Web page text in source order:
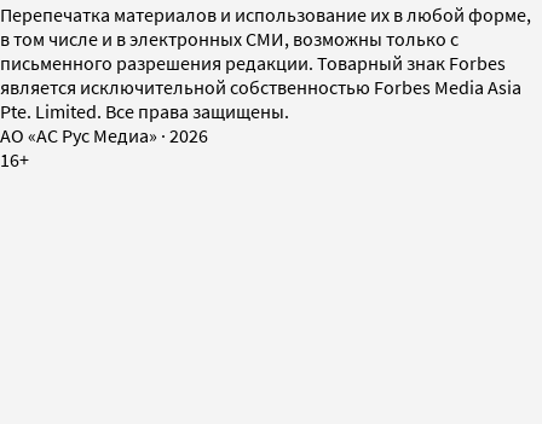
Перепечатка материалов и использование их в любой форме,
в том числе и в электронных СМИ, возможны только с
письменного разрешения редакции. Товарный знак Forbes
является исключительной собственностью Forbes Media Asia
Pte. Limited. Все права защищены.
AO «АС Рус Медиа» · 2026
16+